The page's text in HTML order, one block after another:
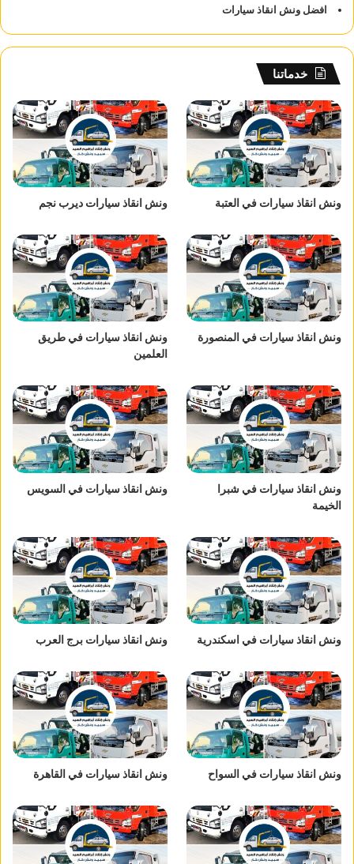
افضل ونش انقاذ سيارات
خدماتنا
ونش انقاذ سيارات في العتبة ونش انقاذ سيارات ديرب نجم
ونش انقاذ سيارات في المنصورة
ونش انقاذ سيارات في طريق
العلمين
ونش انقاذ سيارات في شبرا
الخيمة
ونش انقاذ سيارات في السويس
ونش انقاذ سيارات في اسكندرية ونش انقاذ سيارات برج العرب
ونش انقاذ سيارات في السواح ونش انقاذ سيارات في القاهرة